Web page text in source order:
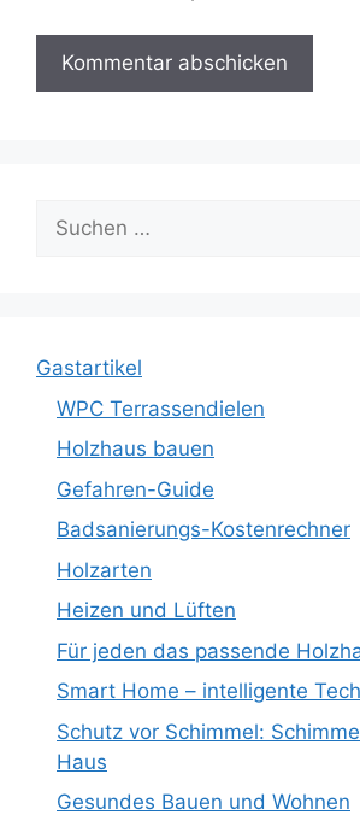
Suche
nach:
Gastartikel
WPC Terrassendielen
Holzhaus bauen
Gefahren-Guide
Badsanierungs-Kostenrechner
Holzarten
Heizen und Lüften
Für jeden das passende
Smart Home – intelligente
Schutz vor Schimmel:
Haus
Gesundes Bauen und Wohnen